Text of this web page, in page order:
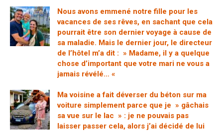
Nous avons emmené notre fille pour les
vacances de ses rêves, en sachant que cela
pourrait être son dernier voyage à cause de
sa maladie. Mais le dernier jour, le directeur
de l’hôtel m’a dit : » Madame, il y a quelque
chose d’important que votre mari ne vous a
jamais révélé… «
Ma voisine a fait déverser du béton sur ma
voiture simplement parce que je » gâchais
sa vue sur le lac » : je ne pouvais pas
laisser passer cela, alors j’ai décidé de lui